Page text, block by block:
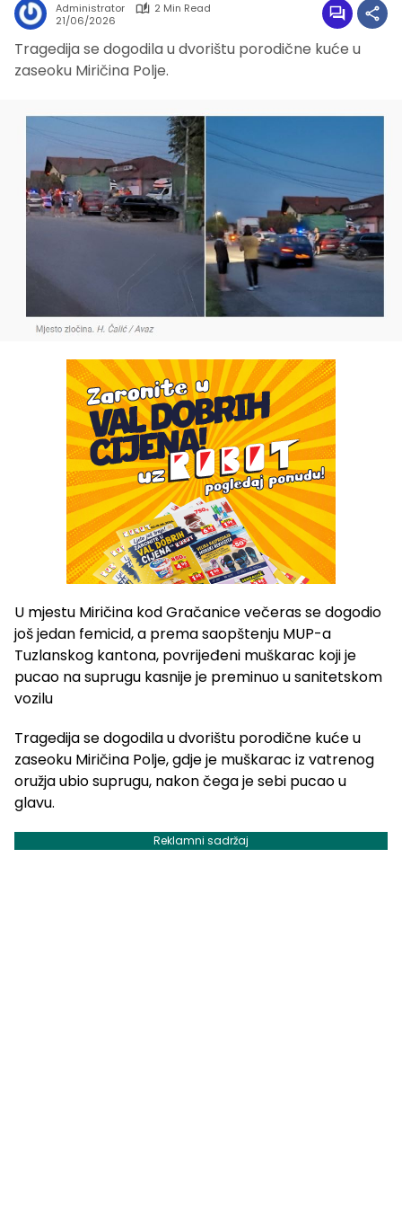
Administrator
2 Min Read
21/06/2026
Tragedija se dogodila u dvorištu porodične kuće u
zaseoku Miričina Polje.
U mjestu Miričina kod Gračanice večeras se dogodio
još jedan femicid, a prema saopštenju MUP-a
Tuzlanskog kantona, povrijeđeni muškarac koji je
pucao na suprugu kasnije je preminuo u sanitetskom
vozilu
Tragedija se dogodila u dvorištu porodične kuće u
zaseoku Miričina Polje, gdje je muškarac iz vatrenog
oružja ubio suprugu, nakon čega je sebi pucao u
glavu.
Reklamni sadržaj